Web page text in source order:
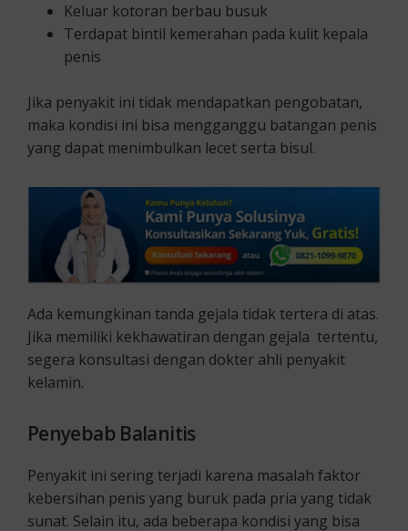
Keluar kotoran berbau busuk
Terdapat bintil kemerahan pada kulit kepala
penis
Jika penyakit ini tidak mendapatkan pengobatan,
maka kondisi ini bisa mengganggu batangan penis
yang dapat menimbulkan lecet serta bisul.
Ada kemungkinan tanda gejala tidak tertera di atas.
Jika memiliki kekhawatiran dengan gejala tertentu,
segera konsultasi dengan dokter ahli penyakit
kelamin.
Penyebab Balanitis
Penyakit ini sering terjadi karena masalah faktor
kebersihan penis yang buruk pada pria yang tidak
sunat. Selain itu, ada beberapa kondisi yang bisa